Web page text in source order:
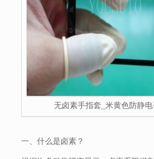
无卤素手指套_米黄色防静
一、什么是卤素？